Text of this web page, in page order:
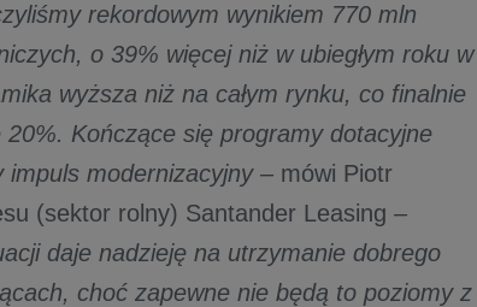
rekordowym wynikiem 770 mln
o 39% więcej niż w ubiegłym roku w
wyższa niż na całym rynku, co finalnie
Kończące się programy dotacyjne
impuls modernizacyjny – mówi Piotr
(sektor rolny) Santander Leasing –
daje nadzieję na utrzymanie dobrego
choć zapewne nie będą to poziomy z